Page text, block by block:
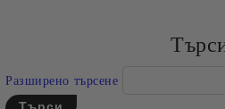
Разширено търсене